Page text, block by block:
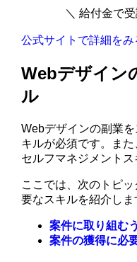
＼ 給付金で
公式サイトで詳細をみ
Webデザイン
ル
Webデザインの副業
キルが必須です。ま
セルフマネジメントス
ここでは、次のトピ
要なスキルを紹介しま
案件に取り組む
案件の獲得に必